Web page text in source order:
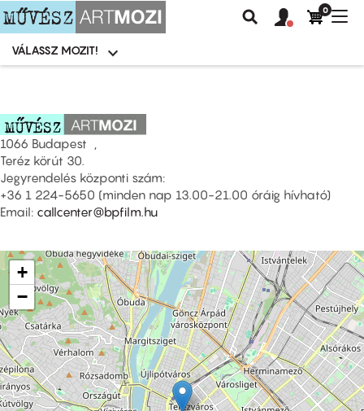
Moziválasztó
menü
VÁLASSZ MOZIT!
Keresés
Felhasználói
fiók
0
1066 Budapest ,
Teréz körút 30.
Jegyrendelés központi szám:
+36 1 224-5650 (minden nap 13.00-21.00 óráig hívható)
Email: callcenter@bpfilm.hu
+
−